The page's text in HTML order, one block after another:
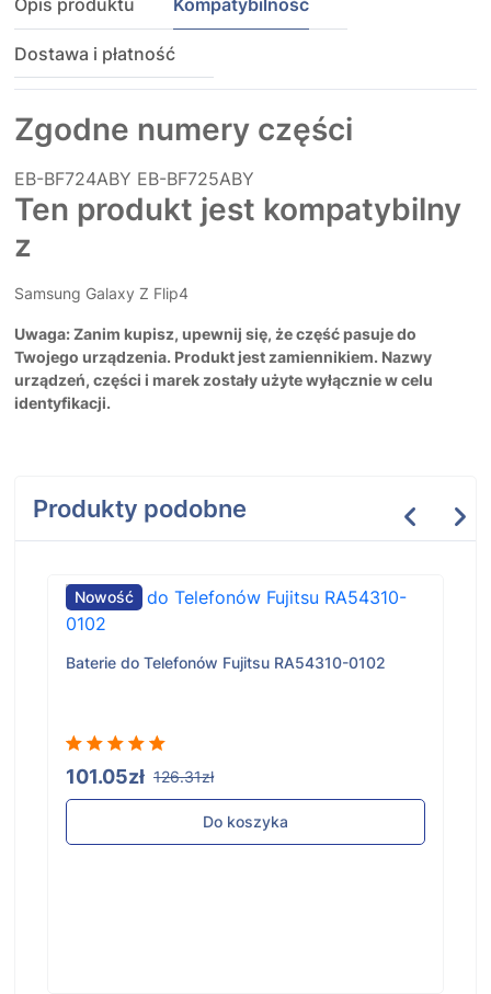
Opis produktu Kompatybilność
Dostawa i płatność
Zgodne numery części
EB-BF724ABY EB-BF725ABY
Ten produkt jest kompatybilny
z
Samsung Galaxy Z Flip4
Uwaga: Zanim kupisz, upewnij się, że część pasuje do
Twojego urządzenia. Produkt jest zamiennikiem. Nazwy
urządzeń, części i marek zostały użyte wyłącznie w celu
identyfikacji.
Produkty podobne
Nowość
Baterie do Telefonów Fujitsu RA54310-0102
101.05zł 126.31zł
Do koszyka